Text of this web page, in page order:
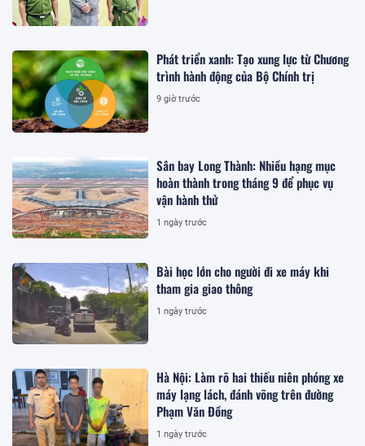
Phát triển xanh: Tạo xung lực từ Chương
trình hành động của Bộ Chính trị
9 giờ trước
Sân bay Long Thành: Nhiều hạng mục
hoàn thành trong tháng 9 để phục vụ
vận hành thử
1 ngày trước
Bài học lớn cho người đi xe máy khi
tham gia giao thông
1 ngày trước
Hà Nội: Làm rõ hai thiếu niên phóng xe
máy lạng lách, đánh võng trên đường
Phạm Văn Đồng
1 ngày trước